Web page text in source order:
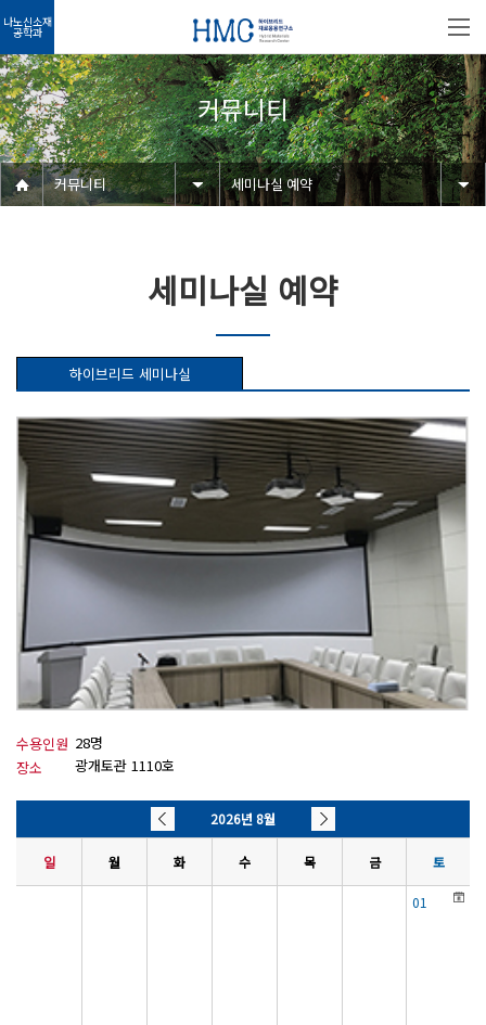
나노신소재
공학과
커뮤니티
커뮤니티 세미나실 예약
세미나실 예약
하이브리드 세미나실
수용인원 28명
장소
광개토관 1110호
2026년 8월
일 월 화 수 목 금 토
01